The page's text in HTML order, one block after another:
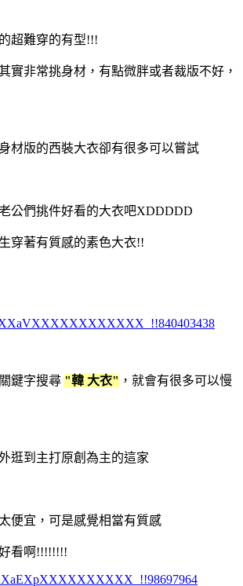
超難穿的有型!!!
實非常挑身材，有點微胖或者裁版不好，
材版的西裝大衣卻有很多可以嘗試
公們挑件好看的大衣吧XDDDDD
穿著有質感的素色大衣!!
鍵字搜尋 "韓 大衣" ，就會有很多可以慢
逛到主打原創為主的這家
便宜，可是感覺相當有質感
看啊!!!!!!!!